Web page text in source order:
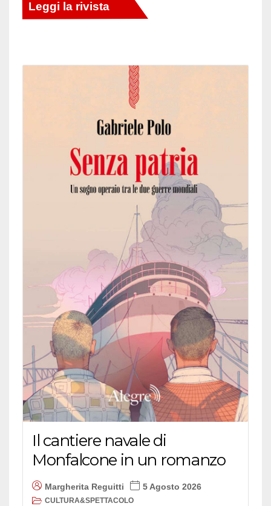
Il cantiere navale di
Monfalcone in un romanzo
Margherita Reguitti 5 Agosto 2026
CULTURA&SPETTACOLO